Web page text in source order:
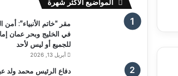
المواضيع الأكثر شهرة
مقر “خاتم الأنبياء”: أمن
في الخليج وبحر عمان إما
للجميع أو ليس لأحد
أبريل 13, 2026
دفاع الرئيس محمد ولد